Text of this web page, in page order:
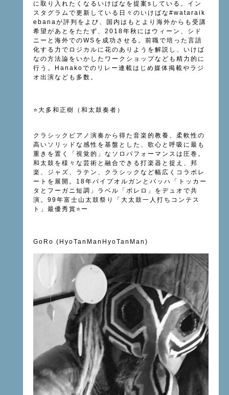
に取り入れたくなるいけばなを提案sしている。イン
スタグラムで更新している日々のいけばな#wataraik
ebanaが評判をよび、国内はもとより海外からも受講
希望があとをたたず、2018年秋にはウィーン、シド
ニーと海外でのWSを成功させる。前職で培った言語
化する力でロジカルに花のありようを解説し、いけば
なの方法論をいかしたワークショップなども精力的に
行う。Hanakoでのリレー連載はじめ媒体掲載やラジ
オ出演なども多数。
⭐️大多和正樹（和太鼓奏者）
クラシックピアノ演奏から得た音楽的教養、柔軟性の
高いソリッドな感性を基盤とした、歌心と呼吸に最も
重きを置く「視覚的」なソロパフォーマンスは圧巻。
和太鼓を様々な芸術と融合できる打楽器と捉え、邦
楽、ジャズ、ラテン、クラシックなど幅広くコラボレ
ートを展開。18年パイプオルガンとバッハ「トッカー
タとフーガニ短調」ラベル「ボレロ」をデュオで共
演。99年富士山太鼓祭り「大太鼓一人打ちコンテス
ト」最優秀賞⭐️ー
GoRo (HyoTanManHyoTanMan)